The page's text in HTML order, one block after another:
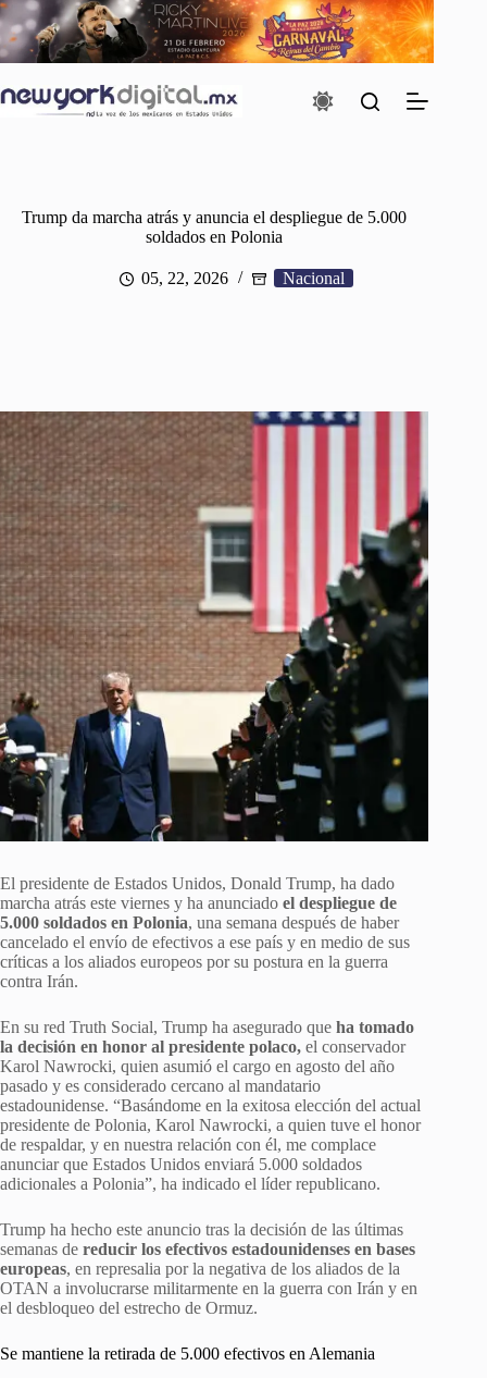
Saltar
al
contenido
Trump da marcha atrás y anuncia el despliegue de 5.000
soldados en Polonia
05, 22, 2026 Nacional
El presidente de Estados Unidos, Donald Trump, ha dado
marcha atrás este viernes y ha anunciado el despliegue de
5.000 soldados en Polonia, una semana después de haber
cancelado el envío de efectivos a ese país y en medio de sus
críticas a los aliados europeos por su postura en la guerra
contra Irán.
En su red Truth Social, Trump ha asegurado que ha tomado
la decisión en honor al presidente polaco, el conservador
Karol Nawrocki, quien asumió el cargo en agosto del año
pasado y es considerado cercano al mandatario
estadounidense. “Basándome en la exitosa elección del actual
presidente de Polonia, Karol Nawrocki, a quien tuve el honor
de respaldar, y en nuestra relación con él, me complace
anunciar que Estados Unidos enviará 5.000 soldados
adicionales a Polonia”, ha indicado el líder republicano.
Trump ha hecho este anuncio tras la decisión de las últimas
semanas de reducir los efectivos estadounidenses en bases
europeas, en represalia por la negativa de los aliados de la
OTAN a involucrarse militarmente en la guerra con Irán y en
el desbloqueo del estrecho de Ormuz.
Se mantiene la retirada de 5.000 efectivos en Alemania